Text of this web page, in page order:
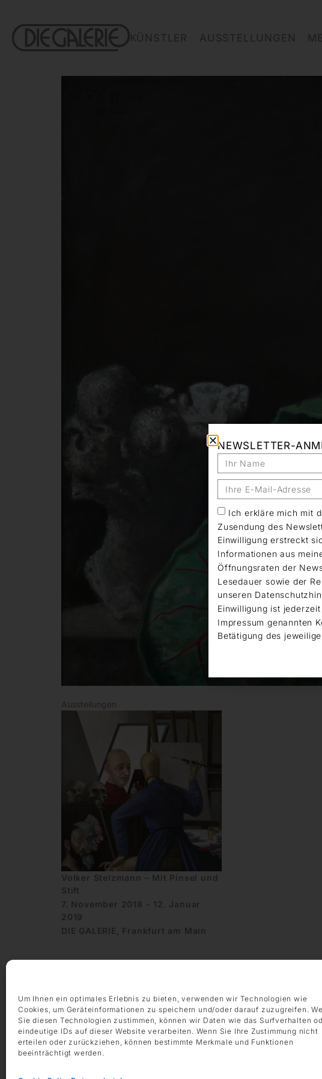
Um Ihnen ein optimales Erlebnis zu bieten, verwenden wir Technologien wie
Cookies, um Geräteinformationen zu speichern und/oder darauf zuzugreifen.
Sie diesen Technologien zustimmen, können wir Daten wie das Surfverhalten
eindeutige IDs auf dieser Website verarbeiten. Wenn Sie Ihre Zustimmung nicht
erteilen oder zurückziehen, können bestimmte Merkmale und Funktionen
beeinträchtigt werden.
KÜNSTLER AUSSTELLUNGEN
Ausstellungen
Volker Stelzmann – Mit Pinsel und
Stift
7. November 2018 - 12. Januar
2019
DIE GALERIE, Frankfurt am Main
ÖFFNUNGSZEITEN
Montag – Freitag 9:00 – 18:00 Uhr
Samstag 10:00 – 14:00 Uhr
NEWSLETTER-
Ich erkläre mich mit
Zusendung des
Einwilligung erstreckt
Informationen aus
Öffnungsraten der
Lesedauer sowie der
unseren
Einwilligung ist
Impressum genannten
Betätigung des